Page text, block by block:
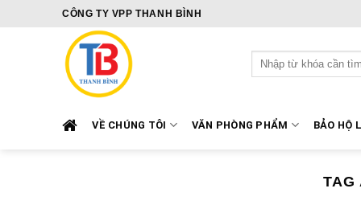
CÔNG TY VPP THANH BÌNH
Tìm
kiếm:
VỀ CHÚNG TÔI VĂN PHÒNG PHẨM BẢO HỘ
TAG